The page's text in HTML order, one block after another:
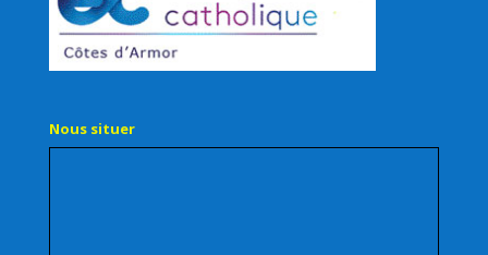
Nous situer